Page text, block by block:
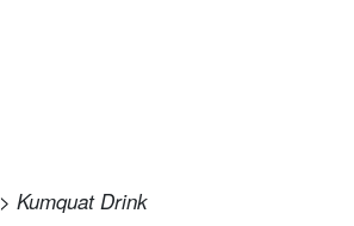
> Kumquat Drink